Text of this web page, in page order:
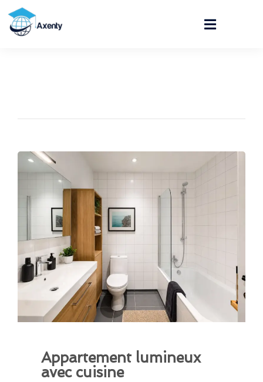
Appartement lumineux
avec cuisine